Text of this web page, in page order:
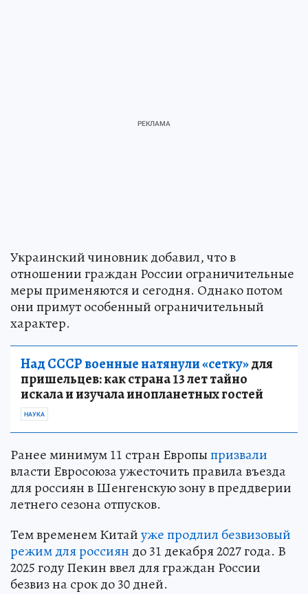
Украинский чиновник добавил, что в
отношении граждан России ограничительные
меры применяются и сегодня. Однако потом
они примут особенный ограничительный
характер.
Над СССР военные натянули «сетку»для
пришельцев: как страна 13 лет тайно
искала и изучала инопланетных гостей
НАУКА
Ранее минимум 11 стран Европыпризвали
власти Евросоюза ужесточить правила въезда
для россиян в Шенгенскую зону в преддверии
летнего сезона отпусков.
Тем временем Китайуже продлил безвизовый
режим для россиян до 31 декабря 2027 года. В
2025 году Пекин ввел для граждан России
безвиз на срок до 30 дней.